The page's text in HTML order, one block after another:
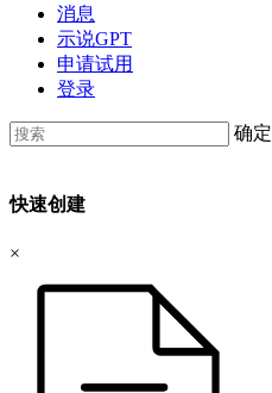
消息
示说GPT
申请试用
登录
确定
快速创建
×